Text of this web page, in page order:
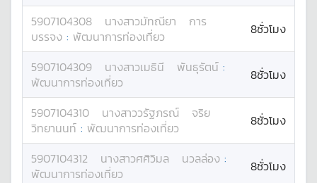
5907104308 นางสาวมัทณียา
การ
บรรจง : พัฒนาการท่องเที่ยว 8ชั่วโมง
5907104309 นางสาวเมธินี พันธุรัตน์ :
พัฒนาการท่องเที่ยว
8ชั่วโมง
5907104310 นางสาววรัฐภรณ์
จริย
วิทยานนท์ : พัฒนาการท่องเที่ยว 8ชั่วโมง
5907104312 นางสาวศศิวิมล นวลล่อง :
พัฒนาการท่องเที่ยว
8ชั่วโมง